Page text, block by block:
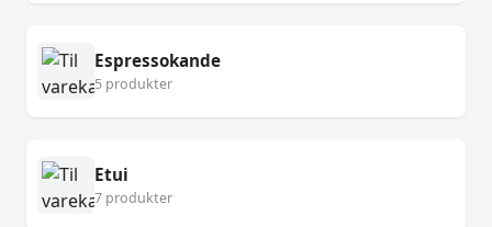
Espressokande
5 produkter
Etui
7 produkter